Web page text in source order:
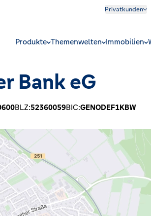
Privatkunden
Produkte Themenwelten Immobilien
Bank eG
BLZ:52360059BIC:GENODEF1KBW